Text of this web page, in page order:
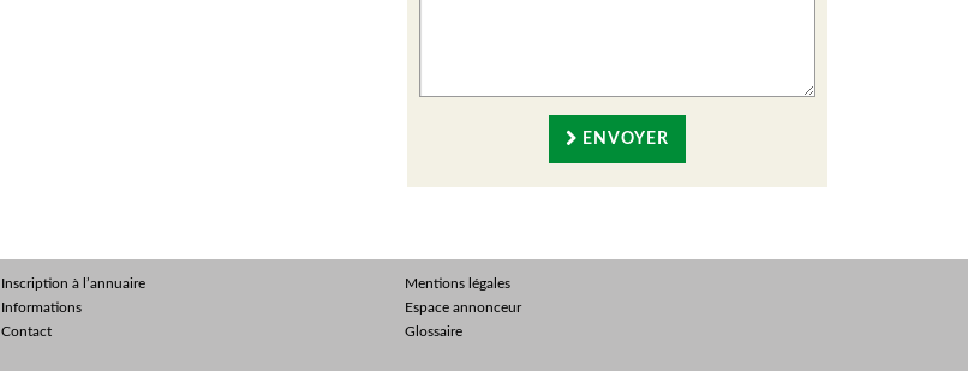
ENVOYER
Inscription à l’annuaire
Mentions légales
Informations
Espace annonceur
Contact
Glossaire